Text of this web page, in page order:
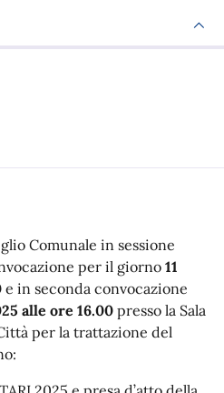
Comunale in sessione
per il giorno 11
e in seconda convocazione
alle ore 16.00presso la Sala
per la trattazione del